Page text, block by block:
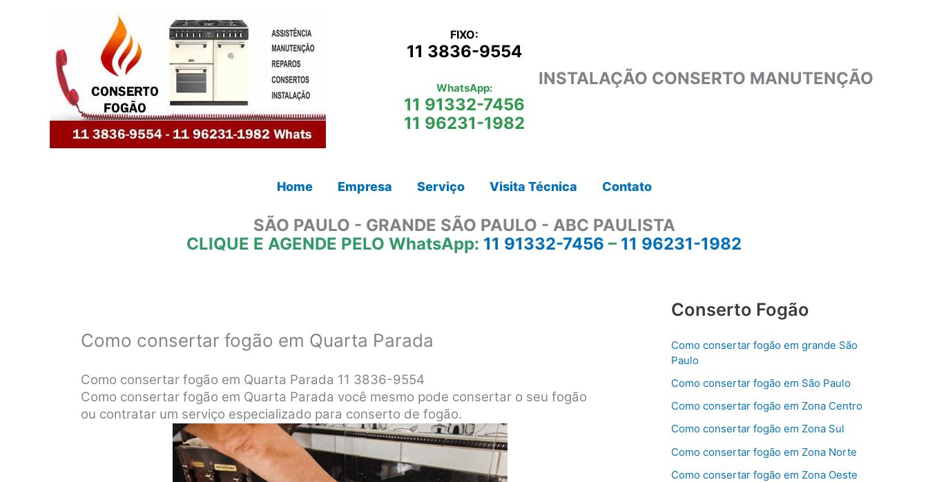
FIXO:
11 3836-9554
WhatsApp:
11 91332-7456
11 96231-1982
INSTALAÇÃO CONSERTO MANUTENÇÃO
Home Empresa Serviço Visita Técnica Contato
SÃO PAULO - GRANDE SÃO PAULO - ABC PAULISTA
CLIQUE E AGENDE PELO WhatsApp: 11 91332-7456 – 11 96231-1982
Como consertar fogão em Quarta Parada
Como consertar fogão em Quarta Parada 11 3836-9554
Como consertar fogão em Quarta Parada você mesmo pode consertar o seu fogão
ou contratar um serviço especializado para conserto de fogão.
Conserto Fogão
Como consertar fogão em grande São
Paulo
Como consertar fogão em São Paulo
Como consertar fogão em Zona Centro
Como consertar fogão em Zona Sul
Como consertar fogão em Zona Norte
Como consertar fogão em Zona Oeste